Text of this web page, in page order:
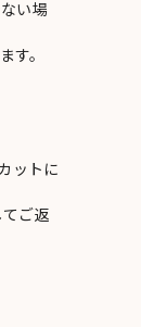
い場
す。
ットに
ご返